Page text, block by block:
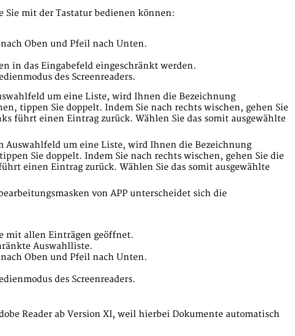
mit der Tastatur bedienen können:
Oben und Pfeil nach Unten.
in das Eingabefeld eingeschränkt werden.
des Screenreaders.
um eine Liste, wird Ihnen die Bezeichnung
tippen Sie doppelt. Indem Sie nach rechts wischen, gehen Sie
führt einen Eintrag zurück. Wählen Sie das somit ausgewählte
Auswahlfeld um eine Liste, wird Ihnen die Bezeichnung
Sie doppelt. Indem Sie nach rechts wischen, gehen Sie die
einen Eintrag zurück. Wählen Sie das somit ausgewählte
von APP unterscheidet sich die
mit allen Einträgen geöffnet.
Auswahlliste.
Oben und Pfeil nach Unten.
des Screenreaders.
Reader ab Version XI, weil hierbei Dokumente automatisch